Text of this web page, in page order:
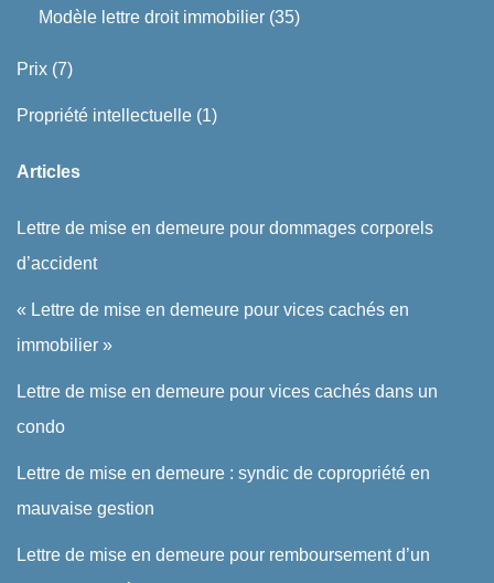
Modèle lettre droit immobilier (35)
Prix (7)
Propriété intellectuelle (1)
Articles
Lettre de mise en demeure pour dommages corporels
d’accident
« Lettre de mise en demeure pour vices cachés en
immobilier »
Lettre de mise en demeure pour vices cachés dans un
condo
Lettre de mise en demeure : syndic de copropriété en
mauvaise gestion
Lettre de mise en demeure pour remboursement d’un